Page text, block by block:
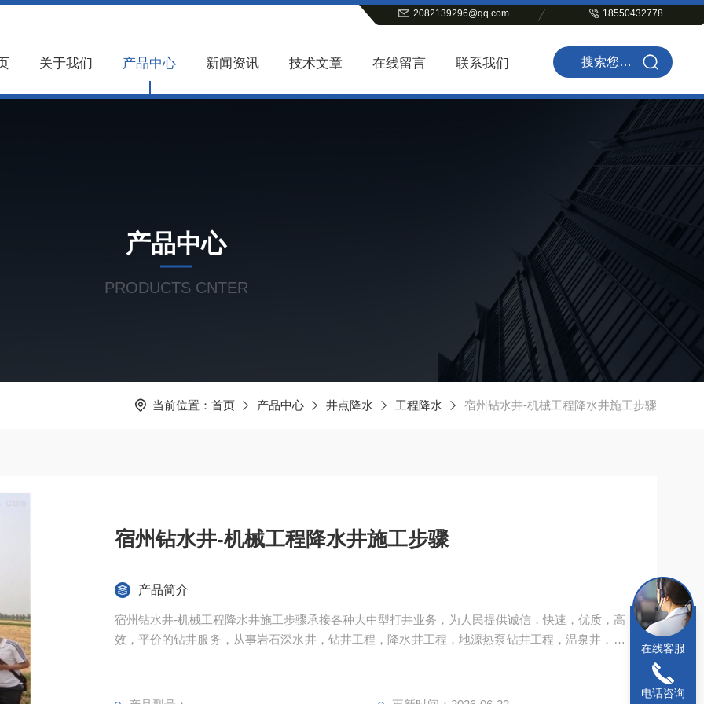
2082139296@qq.com 18550432778
关于我们 产品中心 新闻资讯 技术文章 在线留言 联系我们
产品中心
PRODUCTS CNTER
当前位置： 首页 产品中心 井点降水 工程降水 宿州钻水井-机械工程降水井施工步骤
宿州钻水井-机械工程降水井施工步骤
产品简介
宿州钻水井-机械工程降水井施工步骤承接各种大中型打井业务，为人民提供诚信，快速，优质，高
效，平价的钻井服务，从事岩石深水井，钻井工程，降水井工程，地源热泵钻井工程，温泉井，通
在线客服
电话咨询